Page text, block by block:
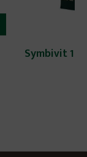
Symbivit